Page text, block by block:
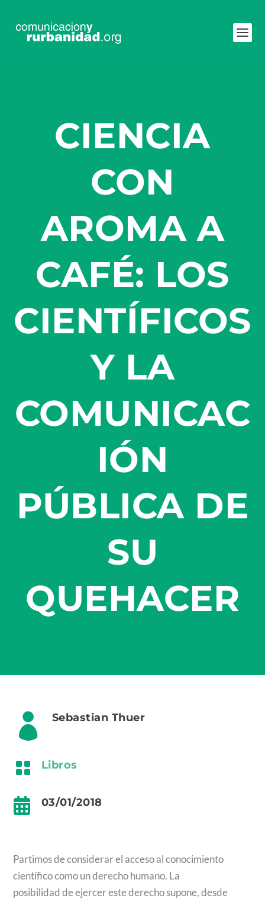
CIENCIA
CON
AROMA A
CAFÉ: LOS
CIENTÍFICOS
Y LA
COMUNICAC
IÓN
PÚBLICA DE
SU
QUEHACER
 Sebastian Thuer
 Libros
 03/01/2018
Partimos de considerar el acceso al conocimiento
científico como un derecho humano. La
posibilidad de ejercer este derecho supone, desde